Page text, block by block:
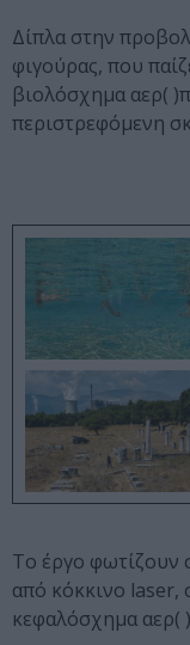
Δίπλα στην
φιγούρας, που
βιολόσχημα αερ(
περιστρεφόμενη
Το έργο φωτίζουν
από κόκκινο laser,
κεφαλόσχημα αερ(